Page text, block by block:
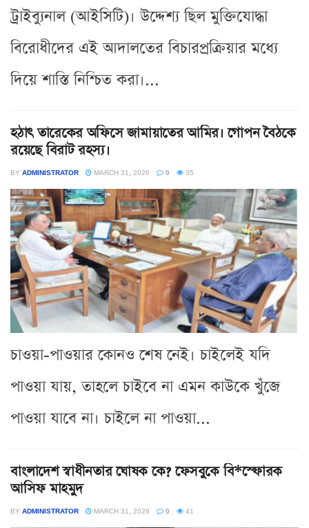
ট্রাইব্যুনাল (আইসিটি)। উদ্দেশ্য ছিল মুক্তিযোদ্ধা
বিরোধীদের এই আদালতের বিচারপ্রক্রিয়ার মধ্যে
দিয়ে শাস্তি নিশ্চিত করা।...
হঠাৎ তারেকের অফিসে জামায়াতের আমির। গোপন বৈঠকে
রয়েছে বিরাট রহস্য।
BY ADMINISTRATOR MARCH 31, 2026 0 35
চাওয়া-পাওয়ার কোনও শেষ নেই। চাইলেই যদি
পাওয়া যায়, তাহলে চাইবে না এমন কাউকে খুঁজে
পাওয়া যাবে না। চাইলে না পাওয়া...
বাংলাদেশ স্বাধীনতার ঘোষক কে? ফেসবুকে বি*স্ফোরক
আসিফ মাহমুদ
BY ADMINISTRATOR MARCH 31, 2026 0 41